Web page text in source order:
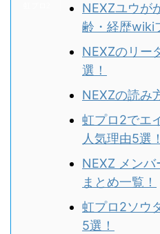
NEXZユウが
齢・経歴wiki
NEXZのリー
選！
NEXZの読み
虹プロ2でエ
人気理由5選！
NEXZ メン
まとめ一覧！
虹プロ2ソウ
5選！